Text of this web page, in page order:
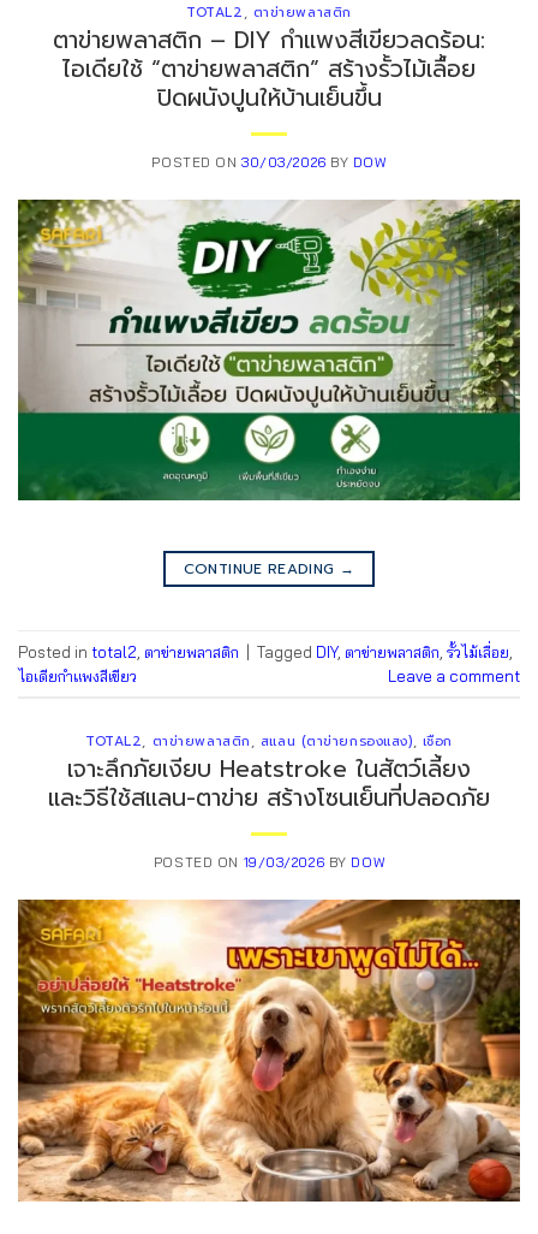
TOTAL2, ตาข่ายพลาสติก
ตาข่ายพลาสติก – DIY กำแพงสีเขียวลดร้อน:
ไอเดียใช้ “ตาข่ายพลาสติก” สร้างรั้วไม้เลื้อย
ปิดผนังปูนให้บ้านเย็นขึ้น
POSTED ON30/03/2026 BY DOW
CONTINUE READING →
Posted in total2 ตาข่ายพลาสติก Tagged DIY, ตาข่ายพลาสติก รั้วไม้เลื่อย
ไอเดียกำแพงสีเขียว
Leave a comment
TOTAL2, ตาข่ายพลาสติก, สแลน (ตาข่ายกรองแสง), เชือก
เจาะลึกภัยเงียบ Heatstroke ในสัตว์เลี้ยง
และวิธีใช้สแลน-ตาข่าย สร้างโซนเย็นที่ปลอดภัย
POSTED ON 19/03/2026 BY DOW